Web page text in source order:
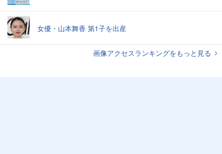
女優・山本舞香 第1子を出産
画像アクセスランキングをもっと見る